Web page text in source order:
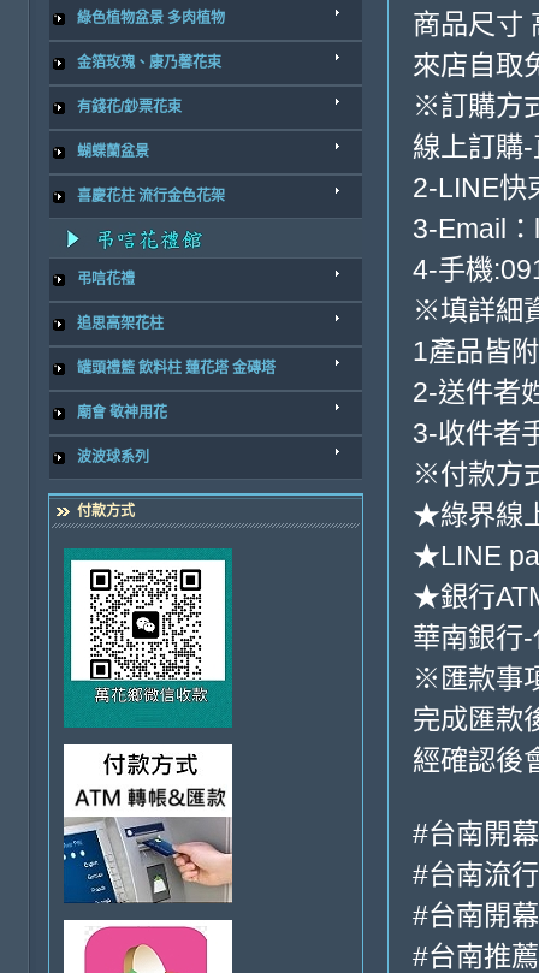
綠色植物盆景 多肉植物
金箔玫瑰、康乃馨花束
有錢花/鈔票花束
蝴蝶蘭盆景
喜慶花柱 流行金色花架
弔唁花禮
追思高架花柱
罐頭禮籃 飲料柱 蓮花塔 金磚塔
廟會 敬神用花
波波球系列
付款方式
商品尺寸
來店自取
※訂購方
線上訂購
2-LINE快
3-Email
4-手機
※填詳細
1產品皆
2-送件者
3-收件者
※付款方
★綠界線
★LINE
★銀行
華南銀行
※匯款事
完成匯款
經確認後
#台南開
#台南流
#台南開
#台南推